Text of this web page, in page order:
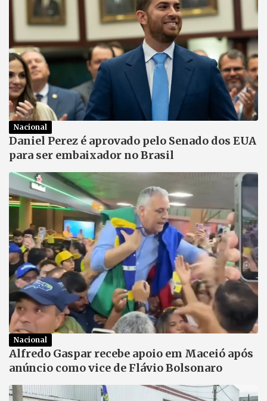
Nacional
Daniel Perez é aprovado pelo Senado dos EUA
para ser embaixador no Brasil
Nacional
Alfredo Gaspar recebe apoio em Maceió após
anúncio como vice de Flávio Bolsonaro